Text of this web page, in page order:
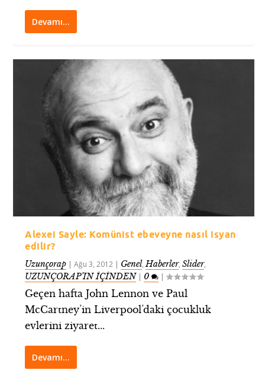
Devamı…
Alexei Sayle: Komünist ebeveyne nasıl isyan
edilir?
Uzunçorap |Ağu 3, 2012 | Genel,Haberler,Slider,
UZUNÇORAP’IN İÇİNDEN| 0 |
Geçen hafta John Lennon ve Paul
McCartney’in Liverpool’daki çocukluk
evlerini ziyaret...
Devamı…